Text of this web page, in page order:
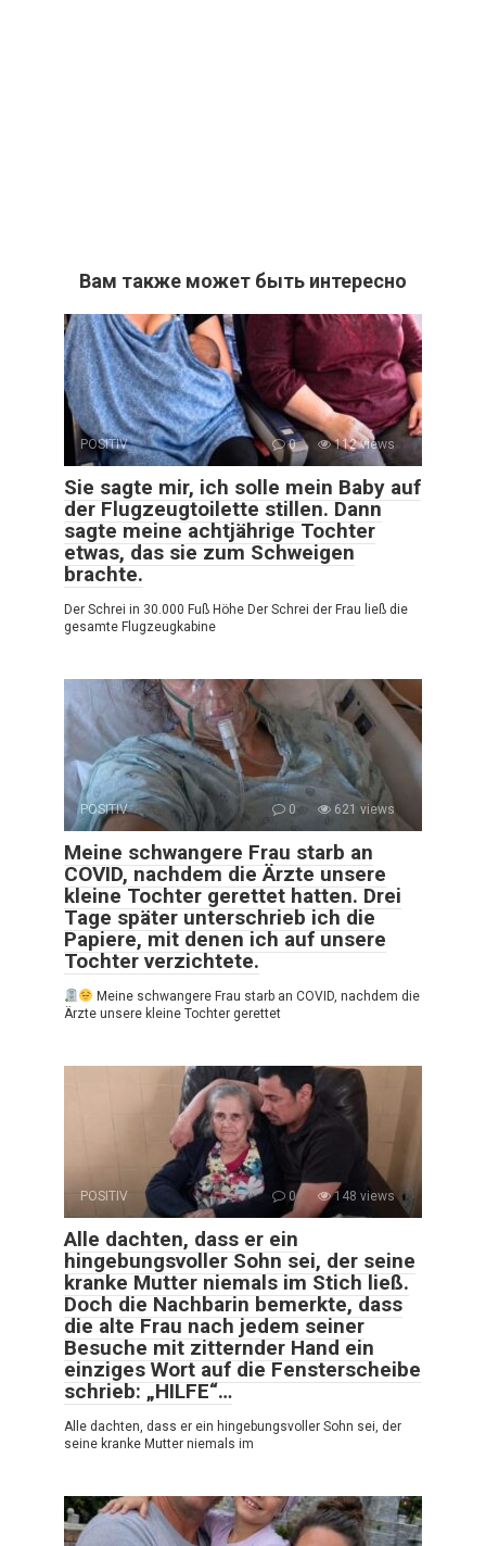
Вам также может быть интересно
POSITIV 0 112 views
Sie sagte mir, ich solle mein Baby auf
der Flugzeugtoilette stillen. Dann
sagte meine achtjährige Tochter
etwas, das sie zum Schweigen
brachte.
Der Schrei in 30.000 Fuß Höhe Der Schrei der Frau ließ die
gesamte Flugzeugkabine
POSITIV 0 621 views
Meine schwangere Frau starb an
COVID, nachdem die Ärzte unsere
kleine Tochter gerettet hatten. Drei
Tage später unterschrieb ich die
Papiere, mit denen ich auf unsere
Tochter verzichtete.
Meine schwangere Frau starb an COVID, nachdem die
Ärzte unsere kleine Tochter gerettet
POSITIV 0 148 views
Alle dachten, dass er ein
hingebungsvoller Sohn sei, der seine
kranke Mutter niemals im Stich ließ.
Doch die Nachbarin bemerkte, dass
die alte Frau nach jedem seiner
Besuche mit zitternder Hand ein
einziges Wort auf die Fensterscheibe
schrieb: „HILFE“…
Alle dachten, dass er ein hingebungsvoller Sohn sei, der
seine kranke Mutter niemals im